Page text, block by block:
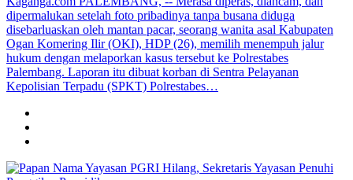
dipermalukan setelah foto pribadinya tanpa busana diduga
disebarluaskan oleh mantan pacar, seorang wanita asal Kabupaten
Ogan Komering Ilir (OKI), HDP (26), memilih menempuh jalur
hukum dengan melaporkan kasus tersebut ke Polrestabes
Palembang. Laporan itu dibuat korban di Sentra Pelayanan
Kepolisian Terpadu (SPKT) Polrestabes…